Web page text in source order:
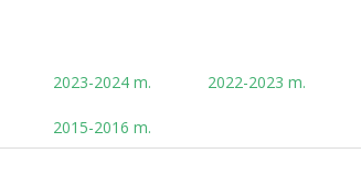
2023-2024 m. 2022-2023 m.
2015-2016 m.